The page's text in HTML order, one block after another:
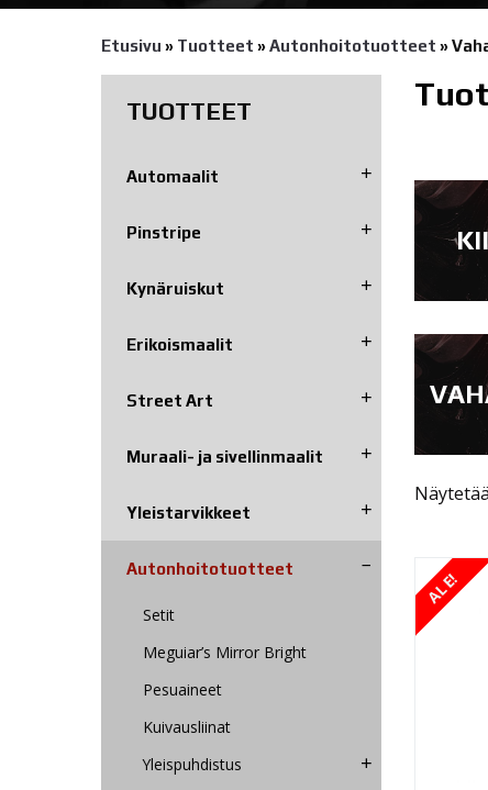
Etusivu » Tuotteet » Autonhoito­tuotteet »
TUOTTEET
Automaalit
Pinstripe
Kynäruiskut
Erikoismaalit
Street Art
Muraali- ja sivellinmaalit
Yleistarvikkeet
Autonhoito­tuotteet
Setit
Meguiar’s Mirror Bright
Pesuaineet
Kuivausliinat
Yleispuhdistus
ALE!